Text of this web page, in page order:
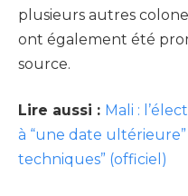
plusieurs autres
ont également été
source.
Lire aussi : Mali :
à “une date ultérieure”
techniques” (officiel)